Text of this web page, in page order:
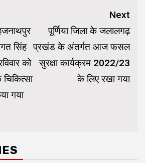
सिंह
को
गया
Next
पूर्णिया जिला के जलालगढ़
प्रखंड के अंतर्गत आज फसल
सुरक्षा कार्यक्रम 2022/23
के लिए रखा गया